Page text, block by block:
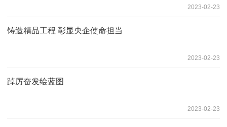
2023-02-23
铸造精品工程 彰显央企使命担当
2023-02-23
踔厉奋发绘蓝图
2023-02-23